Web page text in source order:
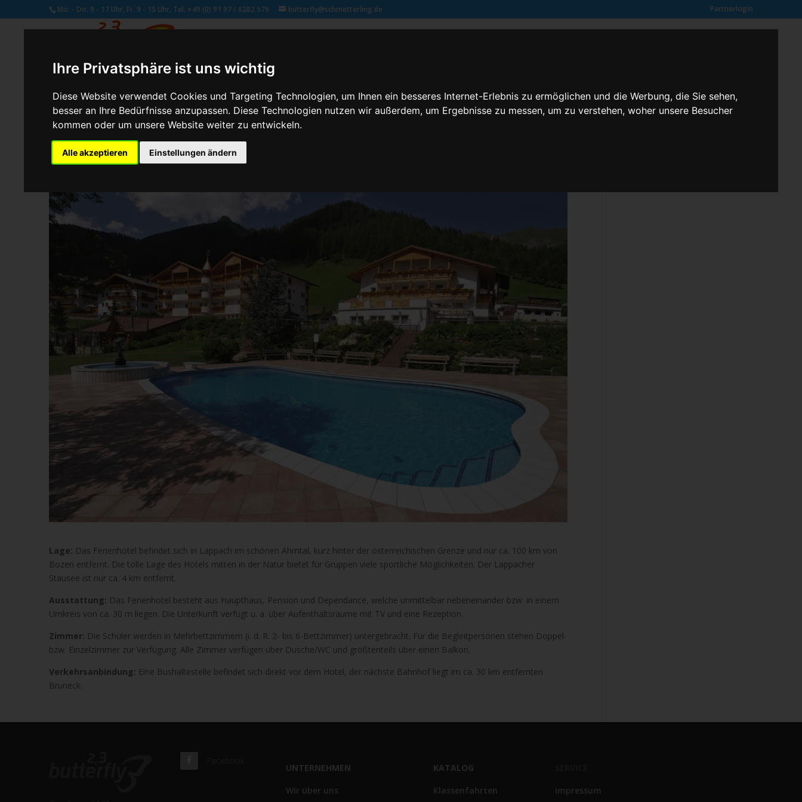
Ihre Privatsphäre ist uns wichtig
Diese Website verwendet Cookies und Targeting Technologien, um Ihnen ein besseres Internet-Erlebnis zu ermöglichen und die Werbung, die Sie sehen,
besser an Ihre Bedürfnisse anzupassen. Diese Technologien nutzen wir außerdem, um Ergebnisse zu messen, um zu verstehen, woher unsere Besucher
kommen oder um unsere Website weiter zu entwickeln.
Alle akzeptieren Einstellungen ändern
Mo. - Do. 9 - 17 Uhr, Fr. 9 - 15 Uhr, Tel. +49 (0) 91 97 / 6282 579 butterfly@schmetterling.de Partnerlogin
von Schmetterling Administrator | Aug. 3, 2017
Lage: Das Ferienhotel befindet sich in Lappach im schönen Ahrntal, kurz hinter der österreichischen Grenze und nur ca. 100 km von
Bozen entfernt. Die tolle Lage des Hotels mitten in der Natur bietet für Gruppen viele sportliche Möglichkeiten. Der Lappacher
Stausee ist nur ca. 4 km entfernt.
Ausstattung: Das Ferienhotel besteht aus Haupthaus, Pension und Dependance, welche unmittelbar nebeneinander bzw. in einem
Umkreis von ca. 30 m liegen. Die Unterkunft verfügt u. a. über Aufenthaltsräume mit TV und eine Rezeption.
Zimmer: Die Schüler werden in Mehrbettzimmern (i. d. R. 2- bis 6-Bettzimmer) untergebracht. Für die Begleitpersonen stehen Doppel-
bzw. Einzelzimmer zur Verfügung. Alle Zimmer verfügen über Dusche/WC und größtenteils über einen Balkon.
Verkehrsanbindung: Eine Bushaltestelle befindet sich direkt vor dem Hotel, der nächste Bahnhof liegt im ca. 30 km entfernten
Bruneck.
Klassenfahrten – 2,3 butterfly
UNTERNEHMEN
Wir über uns
KATALOG
Klassenfahrten
Impressum